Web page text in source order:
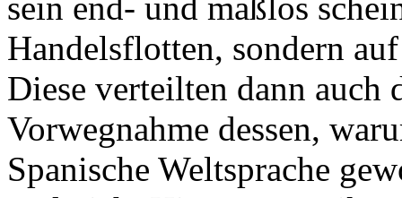
sein end- und maßlos
Handelsflotten, sondern
Diese verteilten dann auch
Vorwegnahme dessen,
Spanische Weltsprache